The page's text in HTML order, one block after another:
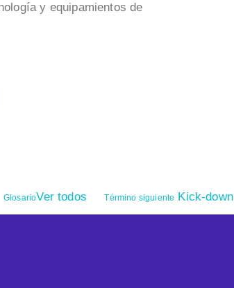
y equipamientos de
GlosarioVer todos Término siguiente Kick-down